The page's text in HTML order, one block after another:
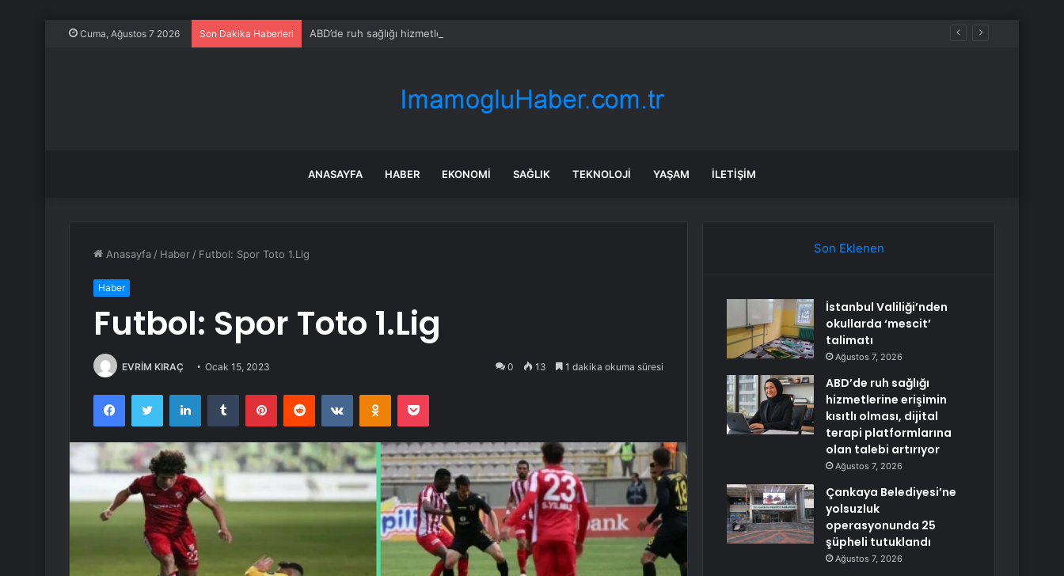
Cuma, Ağustos 7 2026 Son Dakika Haberleri ABD’de ruh sağlığı hizmetlerine erişimin kısıtlı olması, dijital terapi platformlarına olan talebi artırıyor
ANASAYFA HABER EKONOMI SAĞLIK TEKNOLOJI YAŞAM İLETIŞIM
Anasayfa / Haber / Futbol: Spor Toto 1.Lig
Haber
Futbol: Spor Toto 1.Lig
EVRİM KIRAÇ Ocak 15, 2023 0 13 1 dakika okuma süresi
FacebookTwitter LinkedInTumblr PinterestReddit VKontakteOdnoklassniki
Pocket
Son Eklenen
İstanbul Valiliği’nden
okullarda ‘mescit’
talimatı
Ağustos 7, 2026
ABD’de ruh sağlığı
hizmetlerine erişimin
kısıtlı olması, dijital
terapi platformlarına
olan talebi artırıyor
Ağustos 7, 2026
Çankaya Belediyesi’ne
yolsuzluk
operasyonunda 25
şüpheli tutuklandı
Ağustos 7, 2026